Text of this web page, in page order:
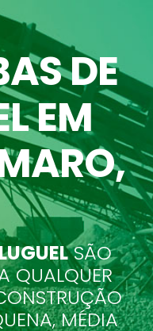
DE
EM
,
SÃO
QUALQUER
MÉDIA